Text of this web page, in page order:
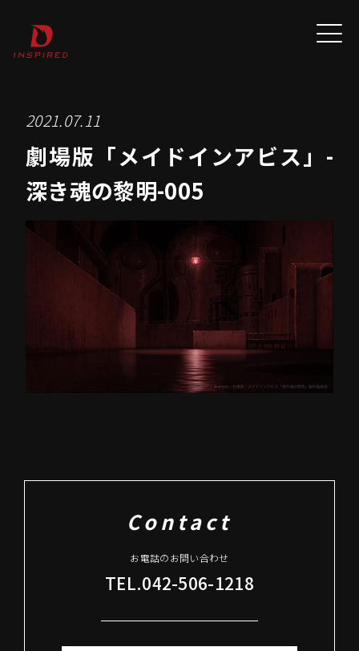
2021.07.11
劇場版「メイドインアビス」-
深き魂の黎明-005
Contact
お電話のお問い合わせ
TEL.042-506-1218